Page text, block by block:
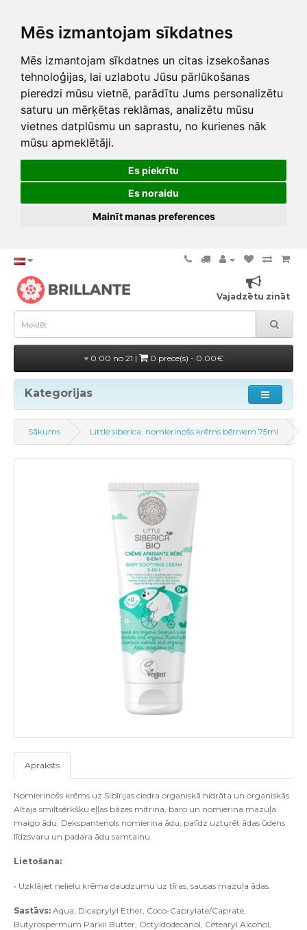
Mēs izmantojam sīkdatnes
Mēs izmantojam sīkdatnes un citas izsekošanas
tehnoloģijas, lai uzlabotu Jūsu pārlūkošanas
pieredzi mūsu vietnē, parādītu Jums personalizētu
saturu un mērķētas reklāmas, analizētu mūsu
vietnes datplūsmu un saprastu, no kurienes nāk
mūsu apmeklētāji.
Es piekrītu
Es noraidu
Mainīt manas preferences
Vajadzētu zināt
0.00 no 21 | 0 prece(s) - 0.00€
Kategorijas
Sākums Little siberica. nomierinošs krēms bērniem 75ml
Apraksts
Nomierinošs krēms uz Sibīrijas ciedra organiskā hidrāta un organiskās
Altaja smiltsērkšķu eļļas bāzes mitrina, baro un nomierina mazuļa
maigo ādu. Dekspantenols nomierina ādu, palīdz uzturēt ādas ūdens
līdzsvaru un padara ādu samtainu.
Lietošana:
• Uzklājiet nelielu krēma daudzumu uz tīras, sausas mazuļa ādas.
Sastāvs: Aqua, Dicaprylyl Ether, Coco-Caprylate/Caprate,
Butyrospermum Parkii Butter, Octyldodecanol, Cetearyl Alcohol,